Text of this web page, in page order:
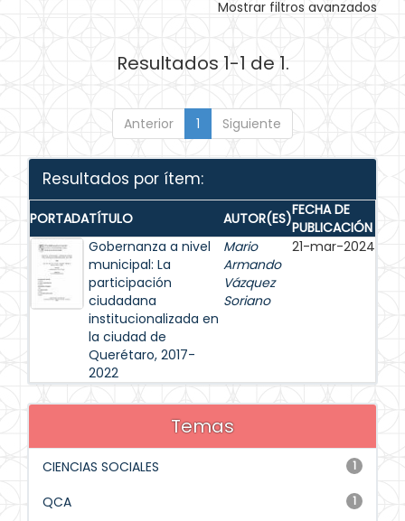
Mostrar filtros avanzados
Resultados 1-1 de 1.
Anterior 1 Siguiente
Resultados por ítem:
PORTADATÍTULO AUTOR(ES)FECHA DE
PUBLICACIÓN
Gobernanza a nivel
municipal: La
participación
ciudadana
institucionalizada en
la ciudad de
Querétaro, 2017-
2022
Mario
Armando
Vázquez
Soriano
21-mar-2024
Temas
1
CIENCIAS SOCIALES
1
QCA